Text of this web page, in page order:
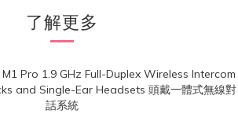
了解更多